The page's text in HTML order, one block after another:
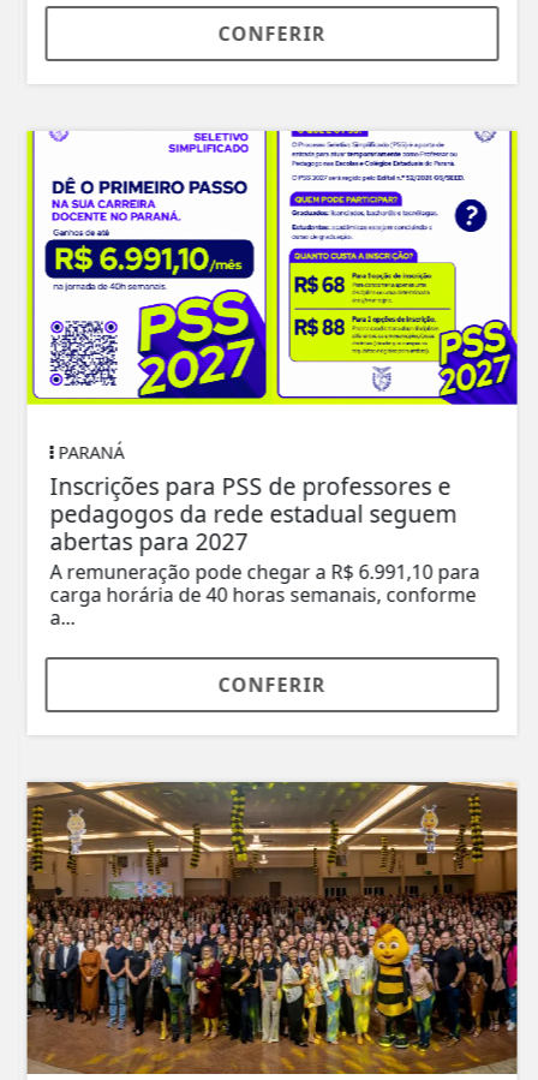
CONFERIR
PARANÁ
Inscrições para PSS de professores e
pedagogos da rede estadual seguem
abertas para 2027
A remuneração pode chegar a R$ 6.991,10 para
carga horária de 40 horas semanais, conforme
a...
CONFERIR